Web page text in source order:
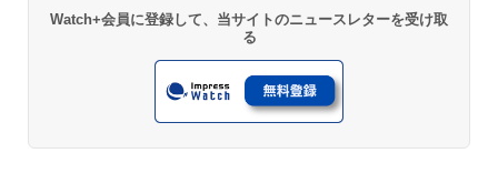
Watch+会員に登録して、当サイトのニュースレターを受け取
る